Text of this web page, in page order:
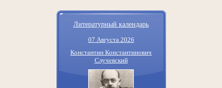
Литературный календарь
07 Августа 2026
Константин Константинович
Случевский